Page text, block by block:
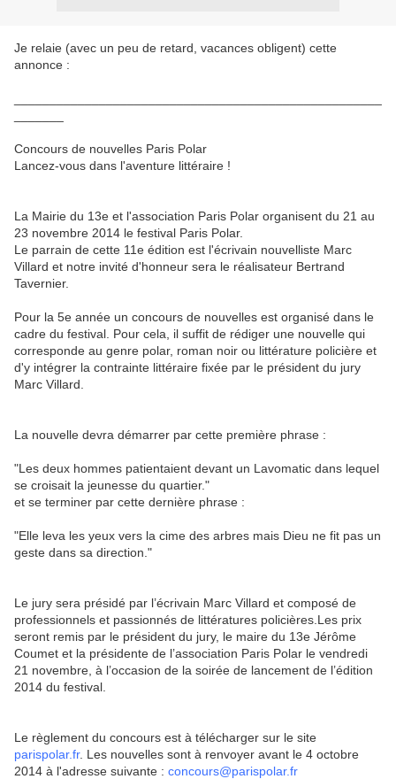
Je relaie (avec un peu de retard, vacances obligent) cette
annonce :
Concours de nouvelles Paris Polar
Lancez-vous dans l'aventure littéraire !
La Mairie du 13e et l'association Paris Polar organisent du 21 au
23 novembre 2014 le festival Paris Polar.
Le parrain de cette 11e édition est l'écrivain nouvelliste Marc
Villard et notre invité d'honneur sera le réalisateur Bertrand
Tavernier.
Pour la 5e année un concours de nouvelles est organisé dans le
cadre du festival. Pour cela, il suffit de rédiger une nouvelle qui
corresponde au genre polar, roman noir ou littérature policière et
d'y intégrer la contrainte littéraire fixée par le président du jury
Marc Villard.
La nouvelle devra démarrer par cette première phrase :
"Les deux hommes patientaient devant un Lavomatic dans lequel
se croisait la jeunesse du quartier."
et se terminer par cette dernière phrase :
"Elle leva les yeux vers la cime des arbres mais Dieu ne fit pas un
geste dans sa direction."
Le jury sera présidé par l’écrivain Marc Villard et composé de
professionnels et passionnés de littératures policières.Les prix
seront remis par le président du jury, le maire du 13e Jérôme
Coumet et la présidente de l’association Paris Polar le vendredi
21 novembre, à l’occasion de la soirée de lancement de l’édition
2014 du festival.
Le règlement du concours est à télécharger sur le site
parispolar.fr. Les nouvelles sont à renvoyer avant le 4 octobre
2014 à l'adresse suivante : concours@parispolar.fr